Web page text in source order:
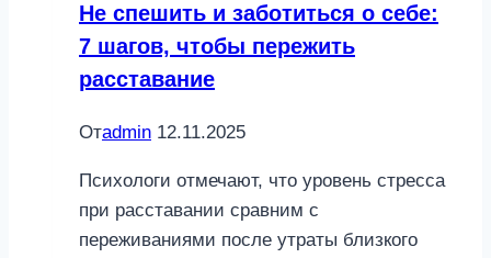
Не спешить и заботиться о себе:
7 шагов, чтобы пережить
расставание
Отadmin 12.11.2025
Психологи отмечают, что уровень стресса
при расставании сравним с
переживаниями после утраты близкого